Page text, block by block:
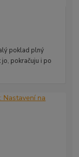
poklad plný
pokračuju i po